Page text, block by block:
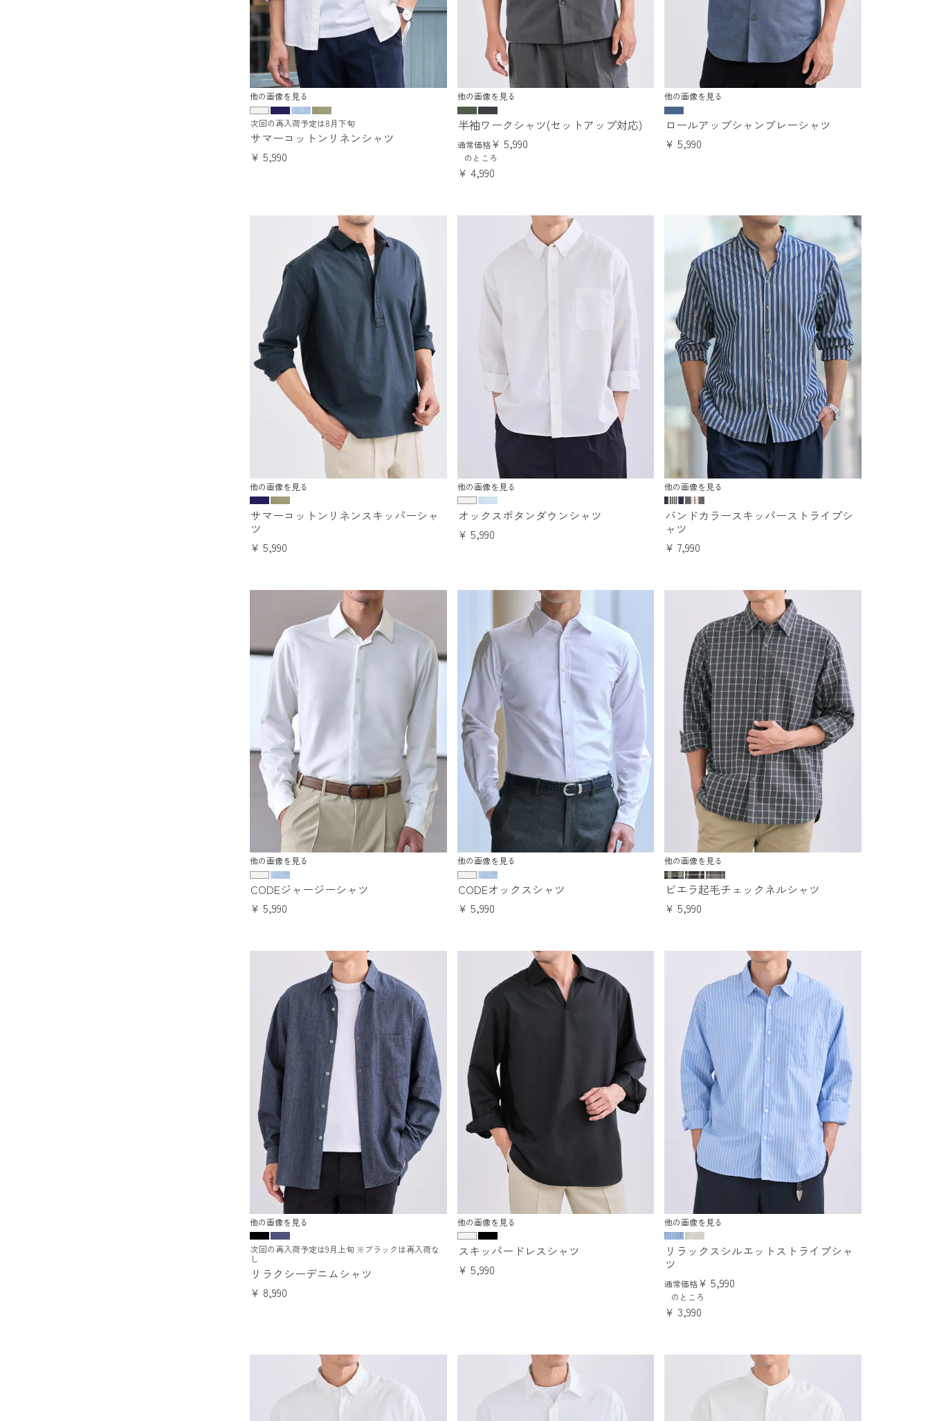
他の画像を見る
次回の再入荷予定は8月下旬
サマーコットンリネンシャツ
¥ 5,990
他の画像を見る
半袖ワークシャツ(セットアップ対応)
通常価格¥ 5,990
のところ
¥ 4,990
他の画像を見る
ロールアップシャンブレーシャツ
¥ 5,990
他の画像を見る
サマーコットンリネンスキッパーシャ
ツ
¥ 5,990
他の画像を見る
オックスボタンダウンシャツ
¥ 5,990
他の画像を見る
バンドカラースキッパーストライプシ
ャツ
¥ 7,990
他の画像を見る
CODEジャージーシャツ
¥ 5,990
他の画像を見る
CODEオックスシャツ
¥ 5,990
他の画像を見る
ビエラ起毛チェックネルシャツ
¥ 5,990
他の画像を見る
次回の再入荷予定は9月上旬 ※ブラックは再入荷な
し
リラクシーデニムシャツ
¥ 8,990
他の画像を見る
スキッパードレスシャツ
¥ 5,990
他の画像を見る
リラックスシルエットストライプシャ
ツ
通常価格¥ 5,990
のところ
¥ 3,990